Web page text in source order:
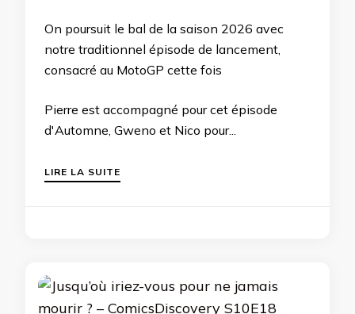
On poursuit le bal de la saison 2026 avec
notre traditionnel épisode de lancement,
consacré au MotoGP cette fois
Pierre est accompagné pour cet épisode
d'Automne, Gweno et Nico pour...
LIRE LA SUITE